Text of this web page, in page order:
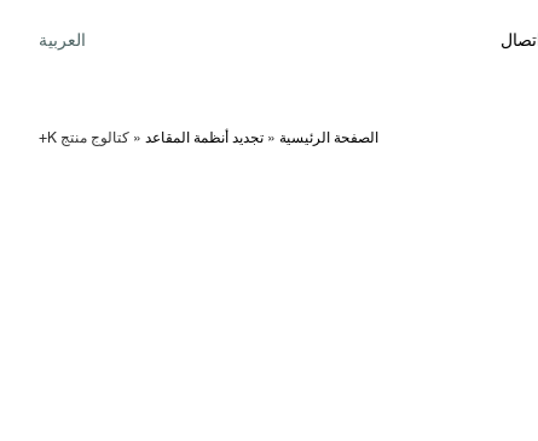
اتصال العربية
الصفحة الرئيسية » تجديد أنظمة المقاعد » كتالوج منتج K+